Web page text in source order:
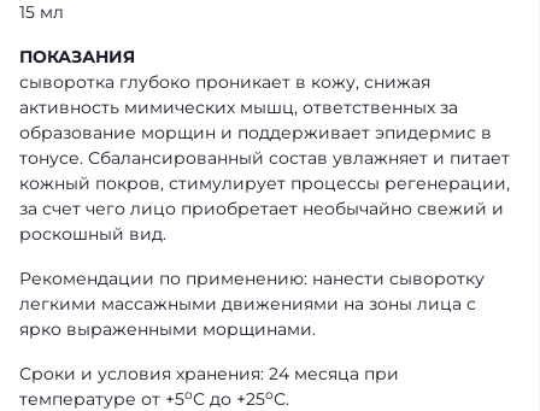
15 мл
ПОКАЗАНИЯ
сыворотка глубоко проникает в кожу, снижая
активность мимических мышц, ответственных за
образование морщин и поддерживает эпидермис в
тонусе. Сбалансированный состав увлажняет и питает
кожный покров, стимулирует процессы регенерации,
за счет чего лицо приобретает необычайно свежий и
роскошный вид.
Рекомендации по применению: нанести сыворотку
легкими массажными движениями на зоны лица с
ярко выраженными морщинами.
Сроки и условия хранения: 24 месяца при
температуре от +5оС до +25оС.